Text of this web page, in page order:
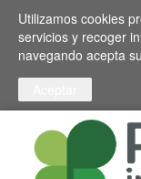
Pasar al contenido
Toggle high contrast
Utilizamos cookies
servicios y recoger
navegando acepta